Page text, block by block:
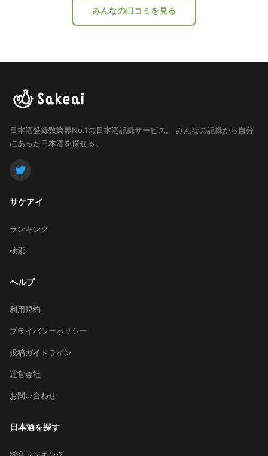
みんなの口コミを見る
日本酒登録数業界No.1の日本酒記録サービス。
みんなの記録から自分
にあった日本酒を探せる。
サケアイ
ランキング
検索
ヘルプ
利用規約
プライバシーポリシー
投稿ガイドライン
運営会社
お問い合わせ
日本酒を探す